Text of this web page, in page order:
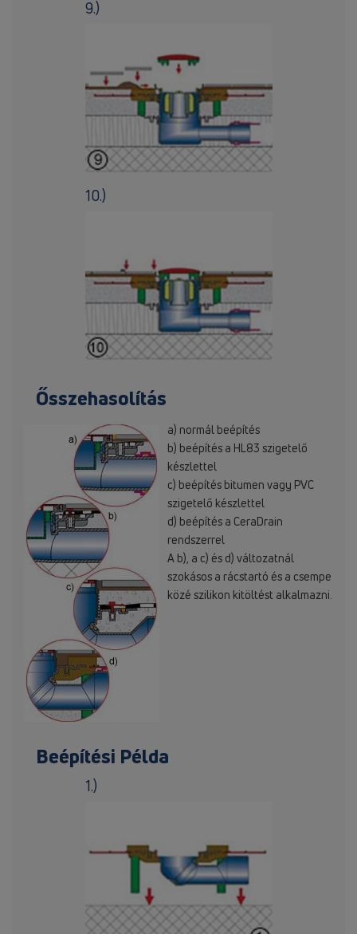
9.)
10.)
Ősszehasolítás
a) normál beépítés
b) beépítés a HL83 szigetelő
készlettel
c) beépítés bitumen vagy PVC
szigetelő készlettel
d) beépítés a CeraDrain
rendszerrel
A b), a c) és d) változatnál
szokásos a rácstartó és a csempe
közé szilikon kitöltést alkalmazni.
Beépítési Példa
1.)